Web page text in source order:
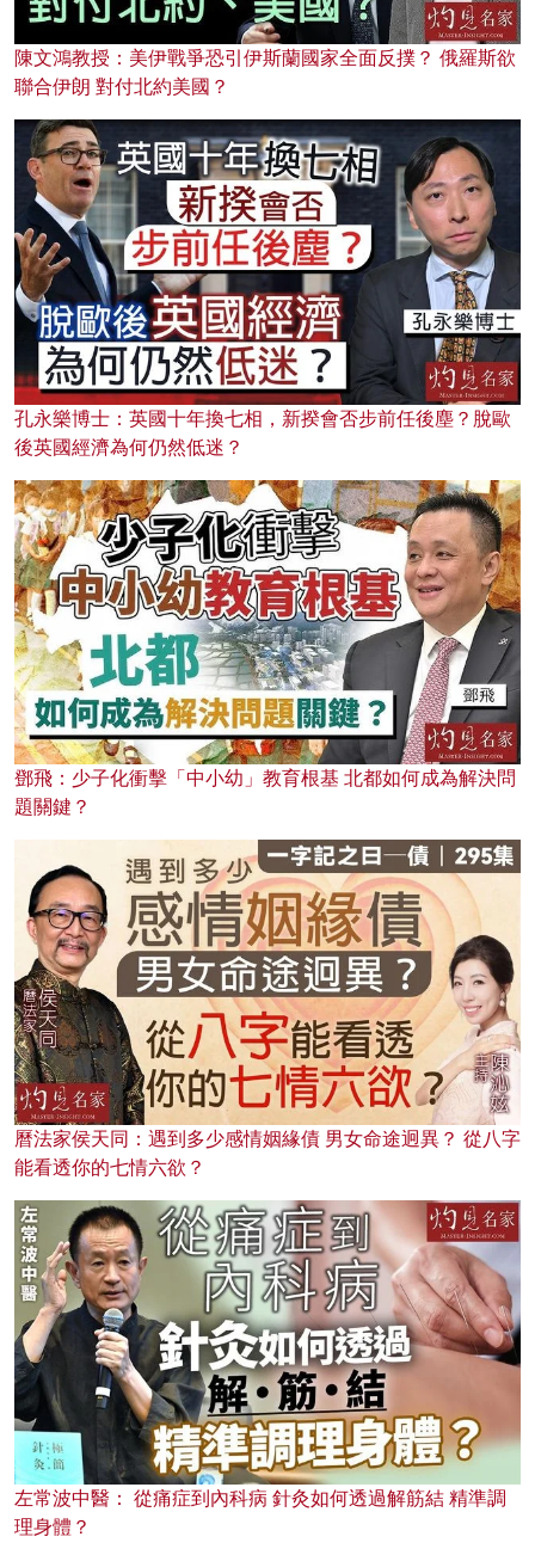
陳文鴻教授：美伊戰爭恐引伊斯蘭國家全面反撲？ 俄羅斯欲
聯合伊朗 對付北約美國？
孔永樂博士：英國十年換七相，新揆會否步前任後塵？脫歐
後英國經濟為何仍然低迷？
鄧飛：少子化衝擊「中小幼」教育根基 北都如何成為解決問
題關鍵？
曆法家侯天同：遇到多少感情姻緣債 男女命途迥異？ 從八字
能看透你的七情六欲？
左常波中醫： 從痛症到內科病 針灸如何透過解筋結 精準調
理身體？